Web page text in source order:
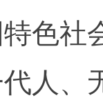
色社
人、